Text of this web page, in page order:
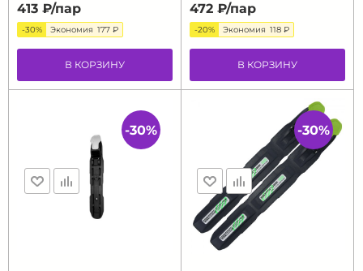
413 ₽/пар
-30% Экономия 177 ₽
В КОРЗИНУ
472 ₽/пар
-20% Экономия 118 ₽
В КОРЗИНУ
-30% -30%